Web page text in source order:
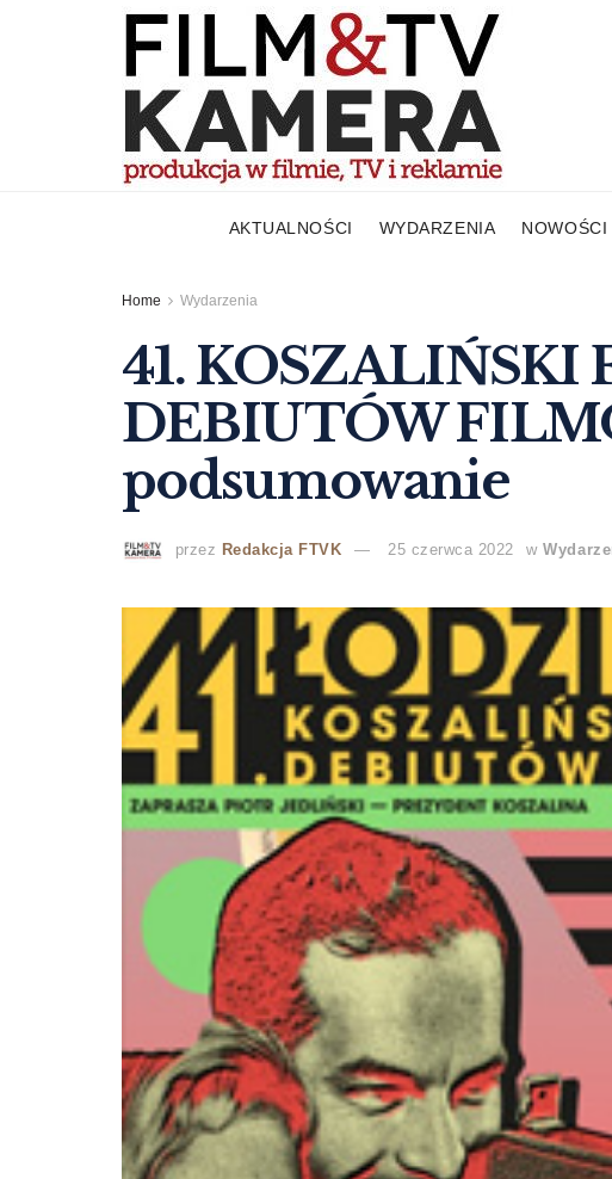
AKTUALNOŚCI WYDARZENIA
Home Wydarzenia
41. KOSZALIŃSKI
DEBIUTÓW
podsumowanie
przez Redakcja FTVK 25 czerwca 2022 w